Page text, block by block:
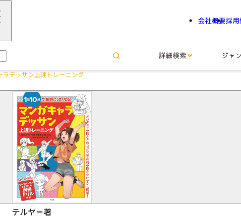
会社概要採用
詳細検索 ジャ
デッサン上達トレーニング
1日10分で劇的にうまくなる！マン
達トレーニング
玖住＝著
うえだヒロマサ＝著
Shionty＝著
斎藤 幸延＝著
ももいろね＝著
テルヤ＝著